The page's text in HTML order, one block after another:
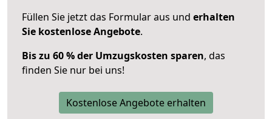
Füllen Sie jetzt das Formular aus und erhalten
Sie kostenlose Angebote.
Bis zu 60 % der Umzugskosten sparen, das
finden Sie nur bei uns!
Kostenlose Angebote erhalten